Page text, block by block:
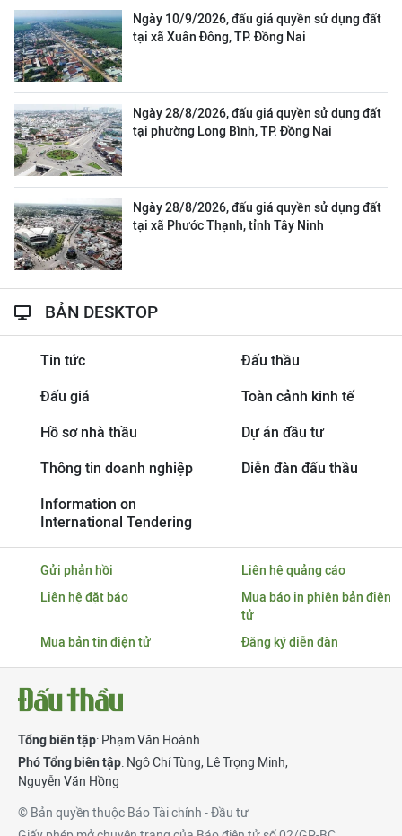
Ngày 10/9/2026, đấu giá quyền sử dụng đất
tại xã Xuân Đông, TP. Đồng Nai
Ngày 28/8/2026, đấu giá quyền sử dụng đất
tại phường Long Bình, TP. Đồng Nai
Ngày 28/8/2026, đấu giá quyền sử dụng đất
tại xã Phước Thạnh, tỉnh Tây Ninh
BẢN DESKTOP
Tin tức Đấu thầu
Đấu giá Toàn cảnh kinh tế
Hồ sơ nhà thầu Dự án đầu tư
Thông tin doanh nghiệp Diễn đàn đấu thầu
Information on
International Tendering
Gửi phản hồi
Liên hệ quảng cáo
Liên hệ đặt báo
Mua báo in phiên bản điện
tử
Mua bản tin điện tử
Đăng ký diễn đàn
Tổng biên tập: Phạm Văn Hoành
Phó Tổng biên tập: Ngô Chí Tùng, Lê Trọng Minh,
Nguyễn Văn Hồng
© Bản quyền thuộc Báo Tài chính - Đầu tư